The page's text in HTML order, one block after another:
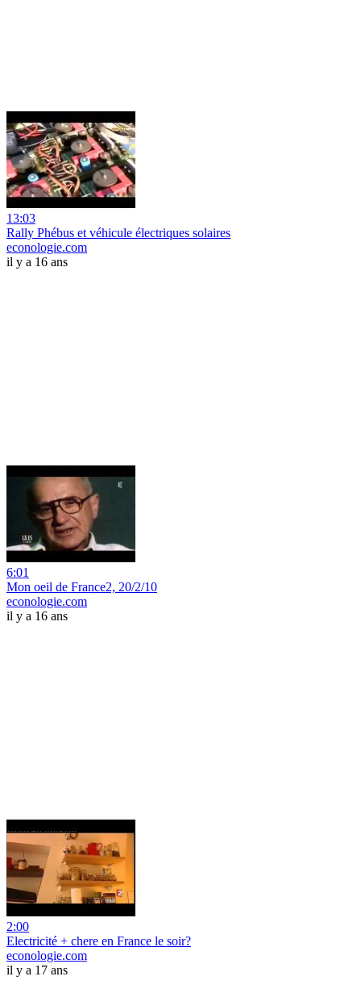
13:03
Rally Phébus et véhicule électriques solaires
econologie.com
il y a 16 ans
6:01
Mon oeil de France2, 20/2/10
econologie.com
il y a 16 ans
2:00
Electricité + chere en France le soir?
econologie.com
il y a 17 ans